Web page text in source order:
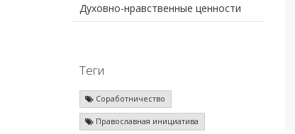
Духовно-нравственные ценности
Теги
Соработничество
Православная инициатива